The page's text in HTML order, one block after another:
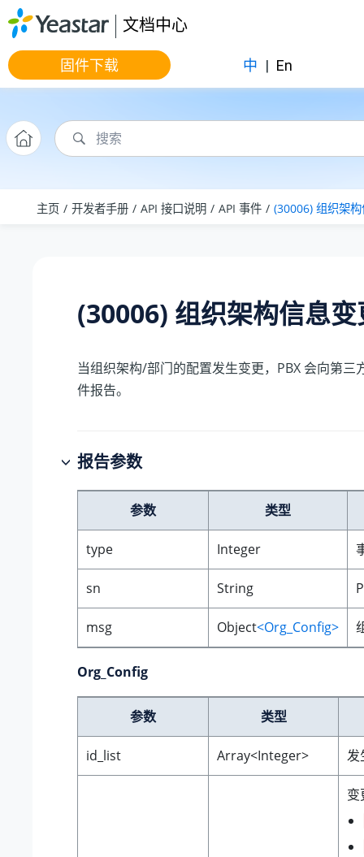
跳转到主要内容
文档中心
固件下载 中 | En
主页 开发者手册 API 接口说明 API 事件 (30006) 组织架
(30006) 组织架构信息变
当组织架构/部门的配置发生变更，PBX 会向第三
件报告。
报告参数
参数 类型
type Integer
sn String
msg Object<Org_Config>
Org_Config
参数 类型
id_list Array<Integer> 发
变